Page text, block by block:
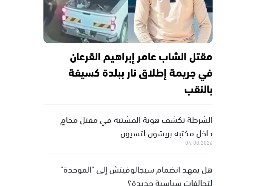
مقتل الشاب عامر إبراهيم القرعان
في جريمة إطلاق نار ببلدة كسيفة
بالنقب
الشرطة تكشف هوية المشتبه في مقتل محامٍ
داخل مكتبه بريشون لتسيون
04.08.2026
هل يمهد انضمام سيجالوفيتش إلى "الموحدة"
لتحالفات سياسية جديدة؟